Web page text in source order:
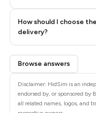
How should I choose
delivery?
Low
Browse answers
Disclaimer: HidSim is an
endorsed by, or sponsored by
all related names, logos, and